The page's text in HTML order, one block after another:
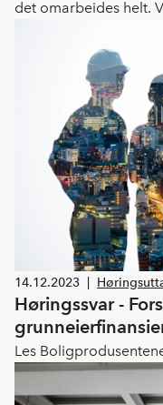
det omarbeides helt.
grad ta en rolle som
sikre tilstrekkelig
sendes ut på en ny
14.12.2023
Høringssvar -
Les